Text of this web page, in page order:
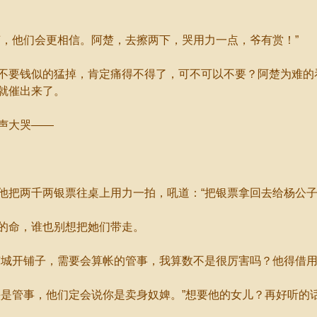
们会更相信。阿楚，去擦两下，哭用力一点，爷有赏！”
似的猛掉，肯定痛得不得了，可不可以不要？阿楚为难的
出来了。
大哭——
千两银票往桌上用力一拍，吼道：“把银票拿回去给杨公
，谁也别想把她们带走。
铺子，需要会算帐的管事，我算数不是很厉害吗？他得借
事，他们定会说你是卖身奴婢。”想要他的女儿？再好听的